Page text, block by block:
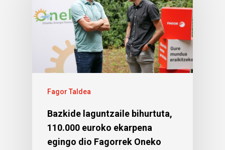
Fagor Taldea
Bazkide laguntzaile bihurtuta,
110.000 euroko ekarpena
egingo dio Fagorrek Oneko